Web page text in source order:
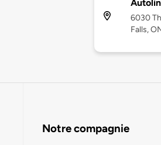
6030
Falls,
Notre compagnie